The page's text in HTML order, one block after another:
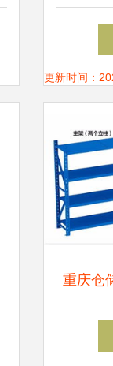
间
更新时间：
重庆仓
示到家